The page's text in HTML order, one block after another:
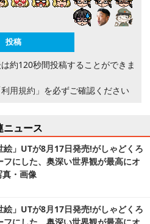
約120秒間投稿することができま
利用規約」 を必ずご確認ください
ニュース
絵」UTが8月17日発売!がしゃどくろ
フにした、奥深い世界観が最高にオ
真・画像
絵」UTが8月17日発売!がしゃどくろ